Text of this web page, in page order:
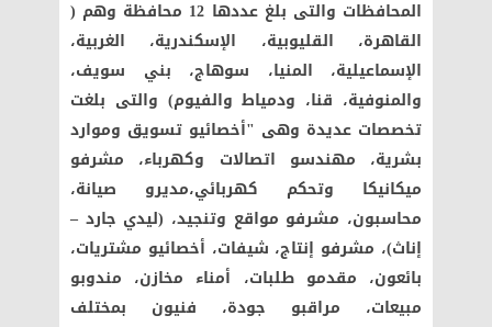
المحافظات والتى بلغ عددها 12 محافظة وهم (
القاهرة، القليوبية، الإسكندرية، الغربية،
الإسماعيلية، المنيا، سوهاج، بني سويف،
والمنوفية، قنا، ودمياط والفيوم) والتى بلغت
تخصصات عديدة وهى "أخصائيو تسويق وموارد
بشرية، مهندسو اتصالات وكهرباء، مشرفو
ميكانيكا وتحكم كهربائي،مديرو صيانة،
محاسبون، مشرفو مواقع وتنجيد، (ليدي جارد –
إناث)، مشرفو إنتاج، شيفات، أخصائيو مشتريات،
بائعون، مقدمو طلبات، أمناء مخازن، مندوبو
مبيعات، مراقبو جودة، فنيون بمختلف